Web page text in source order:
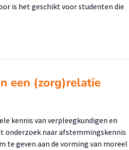
is het geschikt voor studenten die
een (zorg)relatie
kennis van verpleegkundigen en
onderzoek naar afstemmingskennis
te geven aan de vorming van moreel